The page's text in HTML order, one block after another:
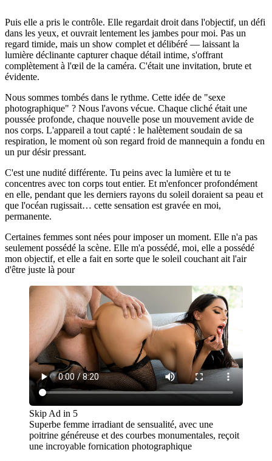
Puis elle a pris le contrôle. Elle regardait droit dans l'objectif, un défi
dans les yeux, et ouvrait lentement les jambes pour moi. Pas un
regard timide, mais un show complet et délibéré — laissant la
lumière déclinante capturer chaque détail intime, s'offrant
complètement à l'œil de la caméra. C'était une invitation, brute et
évidente.
Nous sommes tombés dans le rythme. Cette idée de "sexe
photographique" ? Nous l'avons vécue. Chaque cliché était une
poussée profonde, chaque nouvelle pose un mouvement avide de
nos corps. L'appareil a tout capté : le halètement soudain de sa
respiration, le moment où son regard froid de mannequin a fondu en
un pur désir pressant.
C'est une nudité différente. Tu peins avec la lumière et tu te
concentres avec ton corps tout entier. Et m'enfoncer profondément
en elle, pendant que les derniers rayons du soleil doraient sa peau et
que l'océan rugissait… cette sensation est gravée en moi,
permanente.
Certaines femmes sont nées pour imposer un moment. Elle n'a pas
seulement possédé la scène. Elle m'a possédé, moi, elle a possédé
mon objectif, et elle a fait en sorte que le soleil couchant ait l'air
d'être juste là pour
Skip Ad in 5
Superbe femme irradiant de sensualité, avec une
poitrine généreuse et des courbes monumentales, reçoit
une incroyable fornication photographique